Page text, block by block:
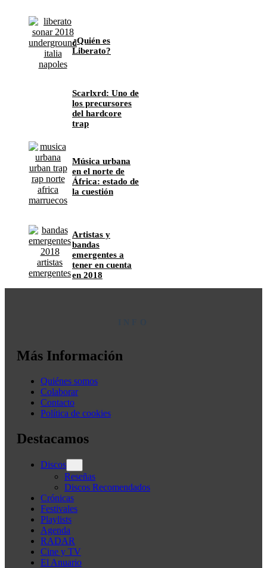
¿Quién es
Liberato?
Scarlxrd: Uno de
los precursores
del hardcore
trap
Música urbana
en el norte de
África: estado de
la cuestión
Artistas y
bandas
emergentes a
tener en cuenta
en 2018
Más Información
Quiénes somos
Colaborar
Contacto
Política de cookies
Destacamos
Discos
Reseñas
Discos Recomendados
Crónicas
Festivales
Playlists
Agenda
RADAR
Cine y TV
El Anuario